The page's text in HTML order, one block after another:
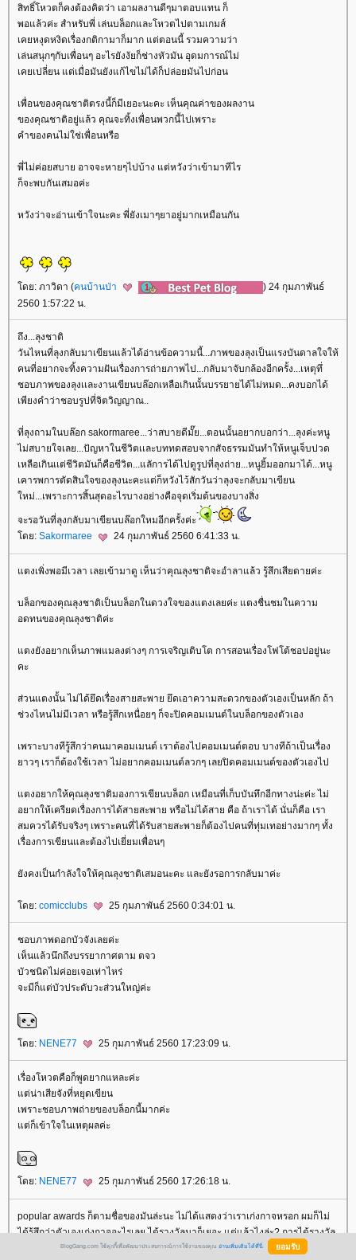
สิทธิ์โหวตก็คงต้องคิดว่า เอาผลงานดีๆมาตอบแทน ก็
พอแล้วค่ะ สำหรับพี่ เล่นบล็อกและโหวตไปตามเกมส์
เคยหงุดหงิดเรื่องกติกามาก็มาก แต่ตอนนี้ รวมความว่า
เล่นสนุกๆกับเพื่อนๆ อะไรยังงัยก็ช่างหัวมัน อุดมการณ์ไม่
เคยเปลี่ยน แต่เมื่อมันยังแก้ไขไม่ได้ก็ปล่อยมันไปก่อน
เพื่อนของคุณชาติตรงนี้ก็มีเยอะนะคะ เห็นคุณค่าของผลงาน
ของคุณชาติอยู่แล้ว คุณจะทิ้งเพื่อนพวกนี้ไปเพราะ
คำของคนไม่ใช่เพื่อนหรือ
พี่ไม่ค่อยสบาย อาจจะหายๆไปบ้าง แต่หวังว่าเข้ามาทีไร
ก็จะพบกันเสมอค่ะ
หวังว่าจะอ่านเข้าใจนะคะ พี่ยังเมาๆยาอยู่มากเหมือนกัน
ดย: ภาวิดา (คนบ้านป่า
) 24 กุมภาพันธ์
2560 1:57:22 น.
ถึง...ลุงชาติ
วันไหนที่ลุงกลับมาเขียนแล้วได้อ่านข้อความนี้...ภาพของลุงเป็นแรงบันดาลใจให้
คนที่อยากจะทิ้งความฝันเรื่องการถ่ายภาพไป...กลับมาจับกล้องอีกครั้ง...เหตุทึ่
ชอบภาพของลุงเเละงานเขียนบล๊อกเหลือเกินนั้นบรรยายได้ไม่หมด...คงบอกได้
เพียงคำว่าชอบรูปที่จิตวิญญาณ..
ที่ลุงถามในบล๊อก sakormaree...ว่าสบายดีมั๊ย...ตอนนั้นอยากบอกว่า...ลุงค่ะหนู
ไม่สบายใจเลย...ปัญหาในชีวิตเเละบททดสอบจากสัจธรรมมันทำให้หนูเจ็บปวด
เหลือเกินเเต่ชีวิตมันก็คือชีวิต...แลัการได้ไปดูรูปที่ลุงถ่าย...หนูยิ้มออกมาได้...หนู
เคารพการตัดสินใจของลุงนะคะแต่ก็หวังไว้สักวันว่าลุงจะกลับมาเขียน
หม่...เพราะการสิ้นสุดอะไรบางอย่างคือจุดเริ่มต้นของบางสิ่ง
จะรอวันที่ลุงกลับมาเขียนบล๊อกใหมอีกครั้งค่ะ
ดย: Sakormaree 24 กุมภาพันธ์ 2560 6:41:33 น.
ตงเพิ่งพอมีเวลา เลยเข้ามาดู เห็นว่าคุณลุงชาติจะอำลาแล้ว รู้สึกเสียดายค่ะ
บล็อกของคุณลุงชาติเป็นบล็อกในดวงใจของแตงเลยค่ะ แตงชื่นชมในความ
อดทนของคุณลุงชาติค่ะ
ตงยังอยากเห็นภาพแมลงต่างๆ การเจริญเติบโต การสอนเรื่องโฟโต้ชอปอยู่นะ
คะ
ส่วนแตงนั้น ไม่ได้ยึดเรื่องสายสะพาย ยึดเอาความสะดวกของตัวเองเป็นหลัก ถ้า
ช่วงไหนไม่มีเวลา หรือรู้สึกเหนื่อยๆ ก็จะปิดคอมเมนต์ในบล็อกของตัวเอง
เพราะบางทีรู้สึกว่าคนมาคอมเมนต์ เราต้องไปคอมเมนต์ตอบ บางทีถ้าเป็นเรื่อง
าวๆ เราก็ต้องใช้เวลา ไม่อยากคอมเมนต์ลวกๆ เลยปิดคอมเมนต์ของตัวเองไป
ตงอยากให้คุณลุงชาติมองการเขียนบล็อก เหมือนที่เก็บบันทึกอีกทางน่ะค่ะ ไม่
อยากให้เครียดเรื่องการได้สายสะพาย หรือไม่ได้สาย คือ ถ้าเราได้ นั่นก็คือ เรา
สมควรได้รับจริงๆ เพราะคนที่ได้รับสายสะพายก็ต้องไปคนที่ทุ่มเทอย่างมากๆ ทั้ง
เรื่องการเขียนและต้องไปเยี่ยมเพื่อนๆ
ังคงเป็นกำลังใจให้คุณลุงชาติเสมอนะคะ และยังรอการกลับมาค่ะ
ดย: comicclubs 25 กุมภาพันธ์ 2560 0:34:01 น.
ชอบภาพดอกบัวจังเลยค่ะ
เห็นแล้วนึกถึงบรรยากาศตาม ตจว
บัวชนิดไม่ค่อยเจอเท่าไหร่
จะมีก็แต่บัวประดับวะส่วนใหญ่ค่ะ
ดย: NENE77 25 กุมภาพันธ์ 2560 17:23:09 น.
เรื่องโหวตคือก็พูดยากแหละค่ะ
ต่น่าเสียจังที่หยุดเขียน
เพราะชอบภาพถ่ายของบล็อกนี้มากค่ะ
ต่ก็เข้าใจในเหตุผลค่ะ
ดย: NENE77 25 กุมภาพันธ์ 2560 17:26:18 น.
popular awards ก็ตามชื่อของมันล่ะนะ ไม่ได้แสดงว่าเราเก่งกาจหรอก ผมก็ไม่
ได้รู้สึกว่าตัวเองเก่งกาจอะไรเลย ได้รางวัลมาก็เยอะ แต่แล้วไงล่ะ? การได้รางวัล
มาไม่ได้เป็นสิ่งยืนยันว่าเราเก่งหรอก เราต้องรู้ตัวเราเองว่าเราอยู่ตรงไหนนี่ต่าง
BlogGang.com ใช้คุกกี้เพื่อพัฒนาประสบการณ์การใช้งานของคุณ อ่านเพิ่มเติมได้ที่นี่